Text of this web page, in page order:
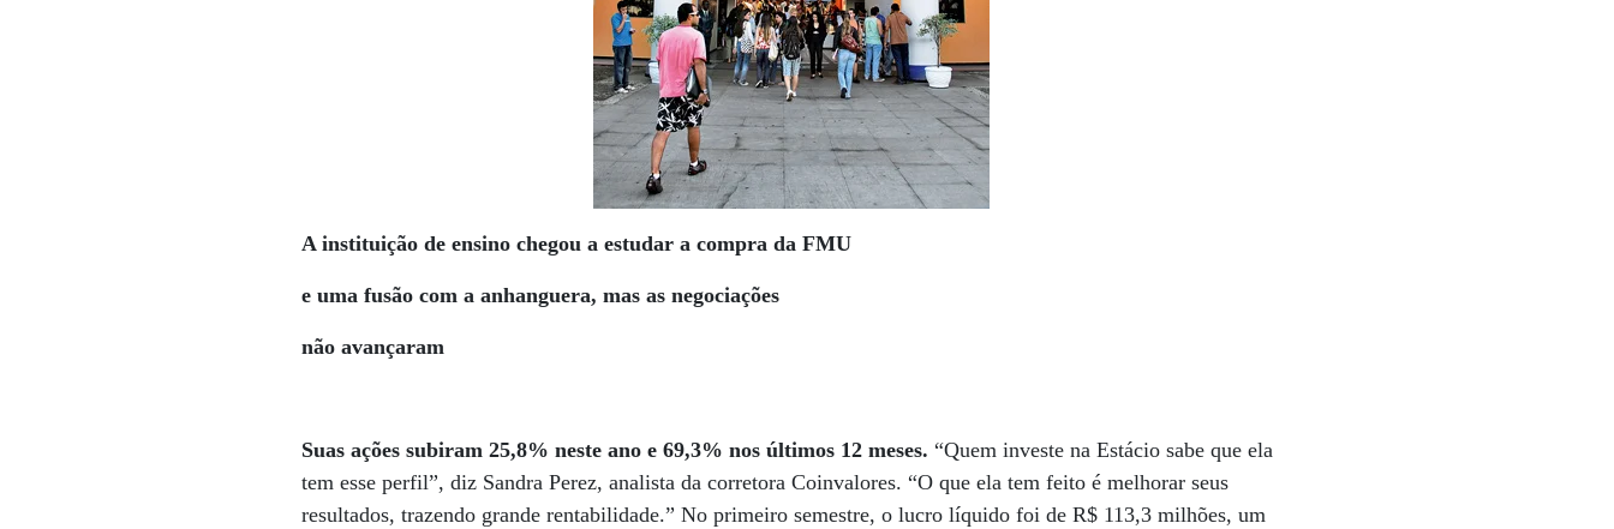
A instituição de ensino chegou a estudar a compra da FMU
e uma fusãocom a anhanguera, mas as negociações
não avançaram
Suas ações subiram 25,8% neste ano e 69,3% nos últimos 12 meses. “Quem investe na Estácio sabe que ela
tem esse perfil”, diz Sandra Perez, analista da corretora Coinvalores. “O que ela tem feito é melhorar seus
resultados, trazendo grande rentabilidade.” No primeiro semestre, o lucro líquido foi de R$ 113,3 milhões, um